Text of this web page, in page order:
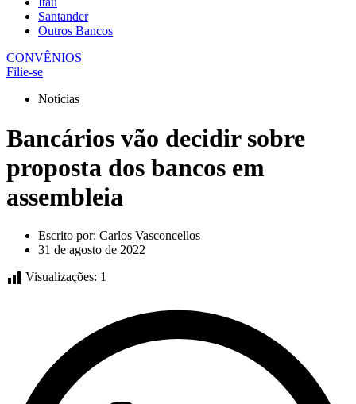
Santander
Outros Bancos
CONVÊNIOS
Filie-se
Notícias
Bancários vão decidir sobre
proposta dos bancos em
assembleia
Escrito por: Carlos Vasconcellos
31 de agosto de 2022
Visualizações: 1